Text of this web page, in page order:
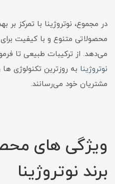
در مجموع، نوتروژینا با تمرکز
محصولاتی متنوع و با کیفیت
می‌دهد. از ترکیبات طبیعی تا
نوتروژینا به روزترین تکنولوژی
مشتریان خود می‌رسانند.
ویژگی های
برند نوتروژینا